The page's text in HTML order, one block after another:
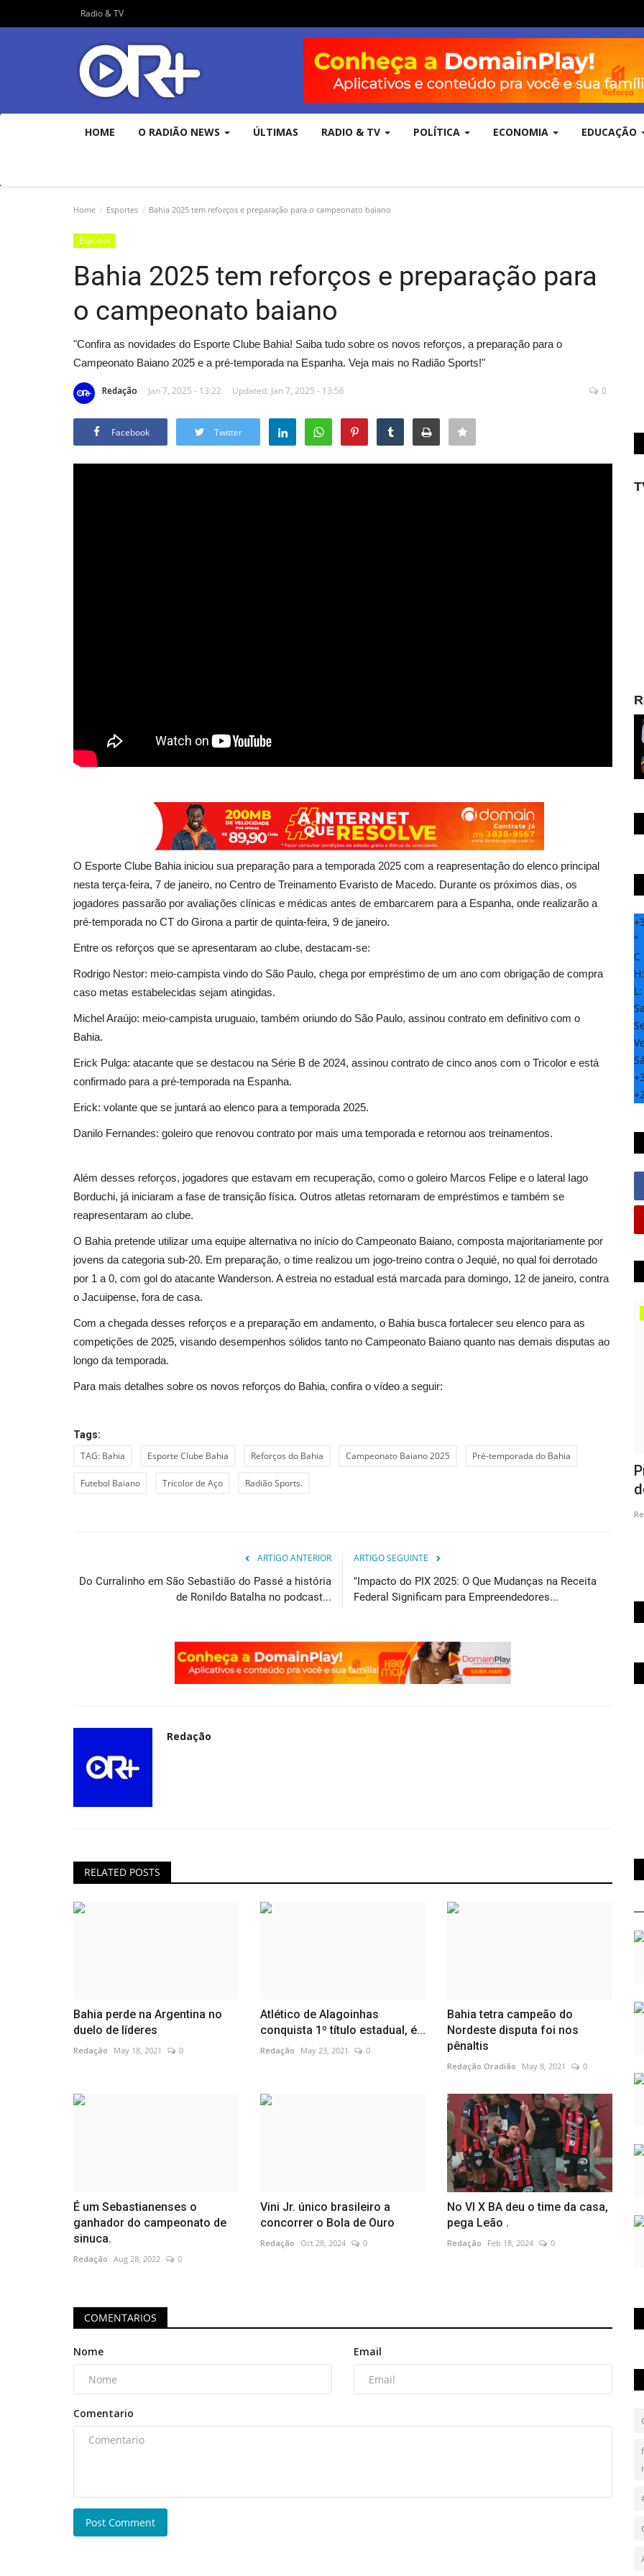
Radio & TV
HOME O RADIÃO NEWS ÚLTIMAS RADIO & TV POLÍTICA ECONOMIA EDUCAÇÃO
Home Esportes Bahia 2025 tem reforços e preparação para o campeonato baiano
Esportes
Bahia 2025 tem reforços e preparação para
o campeonato baiano
"Confira as novidades do Esporte Clube Bahia! Saiba tudo sobre os novos reforços, a preparação para o
Campeonato Baiano 2025 e a pré-temporada na Espanha. Veja mais no Radião Sports!"
Redação Jan 7, 2025 - 13:22 Updated: Jan 7, 2025 - 13:56 0
Facebook Twitter
O Esporte Clube Bahia iniciou sua preparação para a temporada 2025 com a reapresentação do elenco principal
nesta terça-feira, 7 de janeiro, no Centro de Treinamento Evaristo de Macedo. Durante os próximos dias, os
jogadores passarão por avaliações clínicas e médicas antes de embarcarem para a Espanha, onde realizarão a
pré-temporada no CT do Girona a partir de quinta-feira, 9 de janeiro.
Entre os reforços que se apresentaram ao clube, destacam-se:
Rodrigo Nestor: meio-campista vindo do São Paulo, chega por empréstimo de um ano com obrigação de compra
caso metas estabelecidas sejam atingidas.
Michel Araújo: meio-campista uruguaio, também oriundo do São Paulo, assinou contrato em definitivo com o
Bahia.
Erick Pulga: atacante que se destacou na Série B de 2024, assinou contrato de cinco anos com o Tricolor e está
confirmado para a pré-temporada na Espanha.
Erick: volante que se juntará ao elenco para a temporada 2025.
Danilo Fernandes: goleiro que renovou contrato por mais uma temporada e retornou aos treinamentos.
Além desses reforços, jogadores que estavam em recuperação, como o goleiro Marcos Felipe e o lateral Iago
Borduchi, já iniciaram a fase de transição física. Outros atletas retornaram de empréstimos e também se
reapresentaram ao clube.
O Bahia pretende utilizar uma equipe alternativa no início do Campeonato Baiano, composta majoritariamente por
jovens da categoria sub-20. Em preparação, o time realizou um jogo-treino contra o Jequié, no qual foi derrotado
por 1 a 0, com gol do atacante Wanderson. A estreia no estadual está marcada para domingo, 12 de janeiro, contra
o Jacuipense, fora de casa.
Com a chegada desses reforços e a preparação em andamento, o Bahia busca fortalecer seu elenco para as
competições de 2025, visando desempenhos sólidos tanto no Campeonato Baiano quanto nas demais disputas ao
longo da temporada.
Para mais detalhes sobre os novos reforços do Bahia, confira o vídeo a seguir:
Tags:
TAG: Bahia Esporte Clube Bahia Reforços do Bahia Campeonato Baiano 2025 Pré-temporada do Bahia
Futebol Baiano Tricolor de Aço Radião Sports.
ARTIGO ANTERIOR
Do Curralinho em São Sebastião do Passé a história
de Ronildo Batalha no podcast...
ARTIGO SEGUINTE
"Impacto do PIX 2025: O Que Mudanças na Receita
Federal Significam para Empreendedores...
Redação
RELATED POSTS
Bahia perde na Argentina no
duelo de líderes
Redação May 18, 2021 0
Atlético de Alagoinhas
conquista 1º título estadual, é...
Redação May 23, 2021 0
Bahia tetra campeão do
Nordeste disputa foi nos
pênaltis
Redação Oradião May 8, 2021 0
É um Sebastianenses o
ganhador do campeonato de
sinuca.
Redação Aug 28, 2022 0
Vini Jr. único brasileiro a
concorrer o Bola de Ouro
Redação Oct 28, 2024 0
No VI X BA deu o time da casa,
pega Leão .
Redação Feb 18, 2024 0
COMENTARIOS
Nome Email
Comentario
Post Comment
+
°
C
H:
L:
+
+